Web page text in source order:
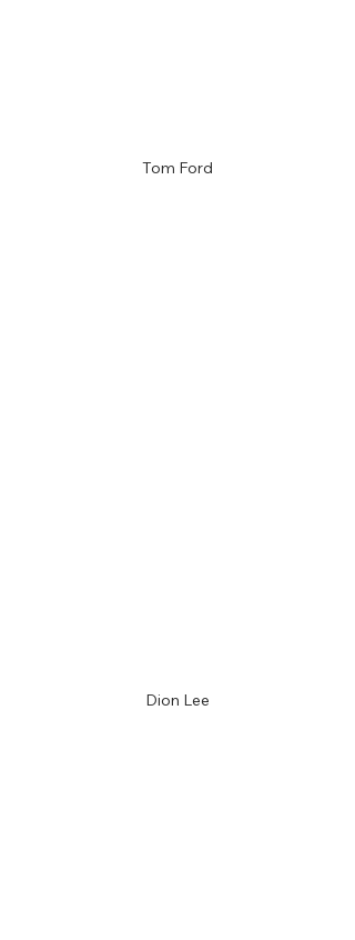
Tom Ford
Dion Lee